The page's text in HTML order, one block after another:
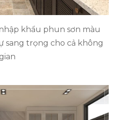
khẩu phun sơn màu
sang trọng cho cả không
gian